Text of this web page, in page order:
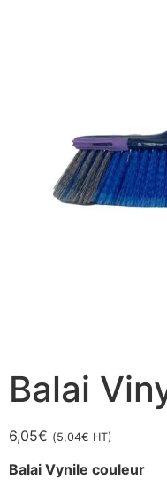
Balai
6,05€ (5,04€ HT)
Balai Vynile couleur